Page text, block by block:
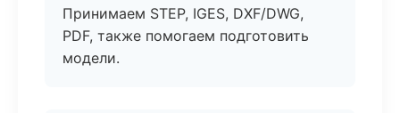
Принимаем STEP, IGES, DXF/DWG,
PDF, также помогаем подготовить
модели.